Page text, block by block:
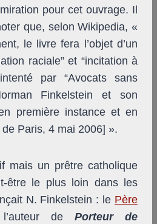
pour cet ouvrage. Il
que, selon Wikipedia, «
le livre fera l’objet d’un
raciale” et “incitation à
par “Avocats sans
Finkelstein et son
première instance et en
Paris, 4 mai 2006] ».
mais un prêtre catholique
être le plus loin dans les
N. Finkelstein : le Père
de Porteur de